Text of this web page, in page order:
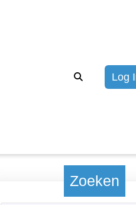
Log
Zoeken